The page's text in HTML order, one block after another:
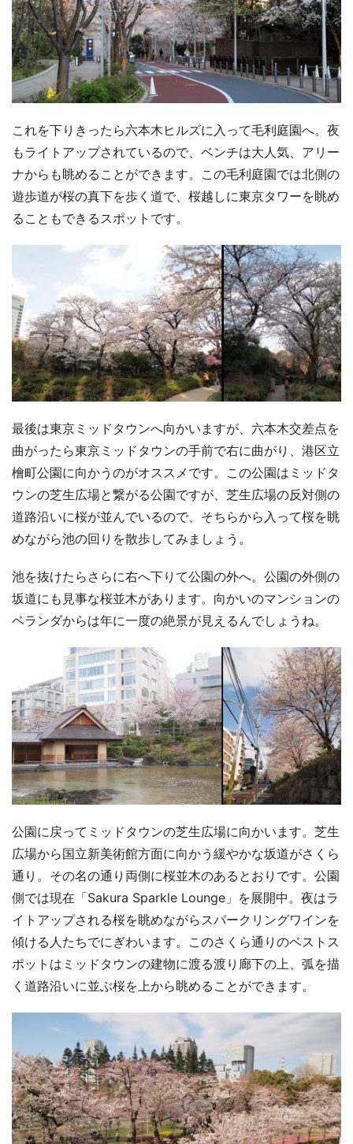
これを下りきったら六本木ヒルズに入って毛利庭園へ。夜
もライトアップされているので、ベンチは大人気、アリー
ナからも眺めることができます。この毛利庭園では北側の
遊歩道が桜の真下を歩く道で、桜越しに東京タワーを眺め
ることもできるスポットです。
最後は東京ミッドタウンへ向かいますが、六本木交差点を
曲がったら東京ミッドタウンの手前で右に曲がり、港区立
檜町公園に向かうのがオススメです。この公園はミッドタ
ウンの芝生広場と繋がる公園ですが、芝生広場の反対側の
道路沿いに桜が並んでいるので、そちらから入って桜を眺
めながら池の回りを散歩してみましょう。
池を抜けたらさらに右へ下りて公園の外へ。公園の外側の
坂道にも見事な桜並木があります。向かいのマンションの
ベランダからは年に一度の絶景が見えるんでしょうね。
公園に戻ってミッドタウンの芝生広場に向かいます。芝生
広場から国立新美術館方面に向かう緩やかな坂道がさくら
通り。その名の通り両側に桜並木のあるとおりです。公園
側では現在「Sakura Sparkle Lounge」を展開中。夜はラ
イトアップされる桜を眺めながらスパークリングワインを
傾ける人たちでにぎわいます。このさくら通りのベストス
ポットはミッドタウンの建物に渡る渡り廊下の上、弧を描
く道路沿いに並ぶ桜を上から眺めることができます。